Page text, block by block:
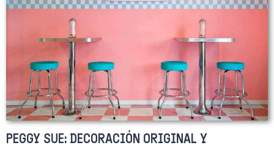
DETALLE
PEGGY SUE: DECORACIÓN ORIGINAL Y